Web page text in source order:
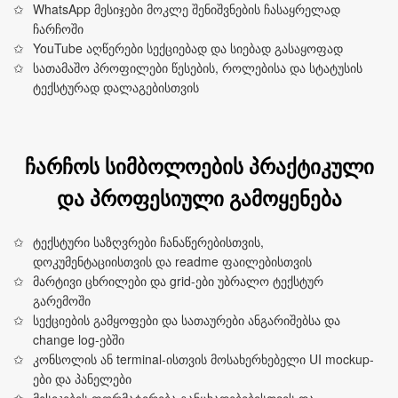
WhatsApp მესიჯები მოკლე შენიშვნების ჩასაყრელად
ჩარჩოში
YouTube აღწერები სექციებად და სიებად გასაყოფად
სათამაშო პროფილები წესების, როლებისა და სტატუსის
ტექსტურად დალაგებისთვის
ჩარჩოს სიმბოლოების პრაქტიკული
და პროფესიული გამოყენება
ტექსტური საზღვრები ჩანაწერებისთვის,
დოკუმენტაციისთვის და readme ფაილებისთვის
მარტივი ცხრილები და grid-ები უბრალო ტექსტურ
გარემოში
სექციების გამყოფები და სათაურები ანგარიშებსა და
change log-ებში
კონსოლის ან terminal-ისთვის მოსახერხებელი UI mockup-
ები და პანელები